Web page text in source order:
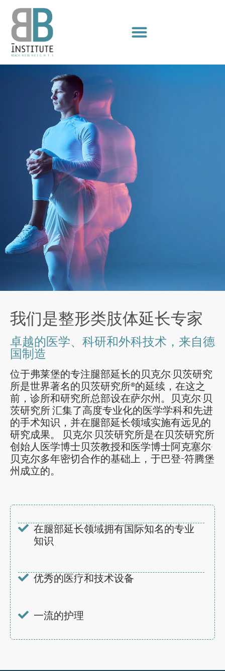
我们是整形类肢体延长专家
卓越的医学、科研和外科技术，来自德
国制造
位于弗莱堡的专注腿部延长的贝克尔·贝茨研究
所是世界著名的贝茨研究所®的延续，在这之
前，诊所和研究所总部设在萨尔州。贝克尔·贝
茨研究所 汇集了高度专业化的医学学科和先进
的手术知识，并在腿部延长领域实施有远见的
研究成果。 贝克尔·贝茨研究所是在贝茨研究所
创始人医学博士贝茨教授和医学博士阿克塞尔·
贝克尔多年密切合作的基础上，于巴登-符腾堡
州成立的。
在腿部延长领域拥有国际知名的专业
知识
优秀的医疗和技术设备
一流的护理